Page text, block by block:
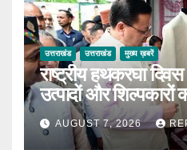
उत्तराखंड उत्तराखंड मुख्य ख़बरें
राष्ट्रीय हथकरघा
उत्पादों और शिल्पकारों
AUGUST 7, 2026